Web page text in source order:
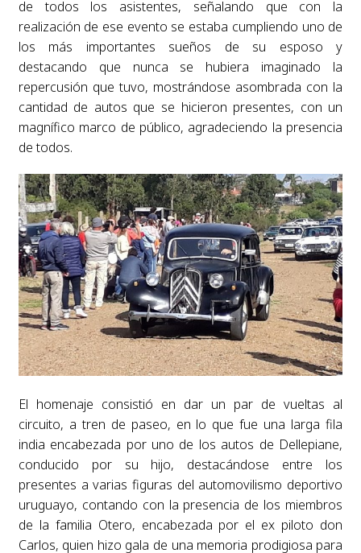
de todos los asistentes, señalando que con la
realización de ese evento se estaba cumpliendo uno de
los más importantes sueños de su esposo y
destacando que nunca se hubiera imaginado la
repercusión que tuvo, mostrándose asombrada con la
cantidad de autos que se hicieron presentes, con un
magnífico marco de público, agradeciendo la presencia
de todos.
El homenaje consistió en dar un par de vueltas al
circuito, a tren de paseo, en lo que fue una larga fila
india encabezada por uno de los autos de Dellepiane,
conducido por su hijo, destacándose entre los
presentes a varias figuras del automovilismo deportivo
uruguayo, contando con la presencia de los miembros
de la familia Otero, encabezada por el ex piloto don
Carlos, quien hizo gala de una memoria prodigiosa para